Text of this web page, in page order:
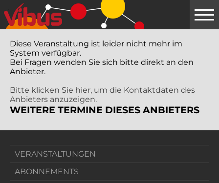
Springe
zum
Hauptinhalt
Diese Veranstaltung ist leider nicht mehr im
System verfügbar.
Bei Fragen wenden Sie sich bitte direkt an den
Anbieter.
Bitte klicken Sie hier, um die Kontaktdaten des
Anbieters anzuzeigen.
WEITERE TERMINE DIESES ANBIETERS
VERANSTALTUNGEN
ABONNEMENTS